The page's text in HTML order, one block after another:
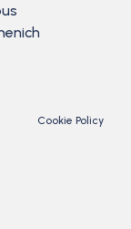
Cookie Policy